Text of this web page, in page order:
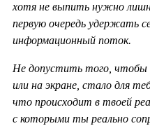
хотя не выпить нужно
первую очередь удержать
информационный поток.
Не допустить того, чтобы
или на экране, стало для
что происходит в твоей
с которыми ты реально